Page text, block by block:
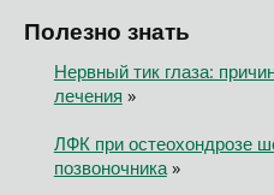
Полезно знать
Нервный тик глаза:
лечения »
ЛФК при остеохондрозе
позвоночника»